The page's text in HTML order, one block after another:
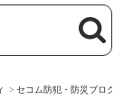
検索
セコム防犯・防災ブログ